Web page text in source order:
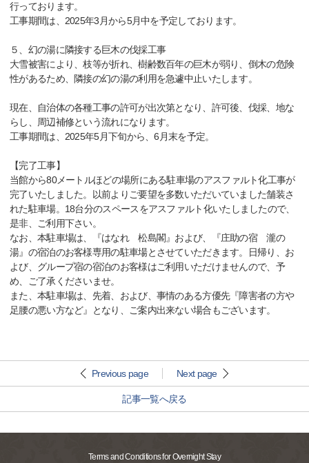
行っております。
工事期間は、2025年3月から5月中を予定しております。
５、幻の湯に隣接する巨木の伐採工事
大雪被害により、枝等が折れ、樹齢数百年の巨木が弱り、倒木の危険
性があるため、隣接の幻の湯の利用を急遽中止いたします。
現在、自治体の各種工事の許可が出次第となり、許可後、伐採、地な
らし、周辺補修という流れになります。
工事期間は、2025年5月下旬から、6月末を予定。
【完了工事】
当館から80メートルほどの場所にある駐車場のアスファルト化工事が
完了いたしました。以前よりご要望を多数いただいていました舗装さ
れた駐車場。18台分のスペースをアスファルト化いたしましたので、
是非、ご利用下さい。
なお、本駐車場は、『はなれ 松島閣』および、『庄助の宿 瀧の
湯』の宿泊のお客様専用の駐車場とさせていただきます。日帰り、お
よび、グループ宿の宿泊のお客様はご利用いただけませんので、予
め、ご了承くださいませ。
また、本駐車場は、先着、および、事情のある方優先『障害者の方や
足腰の悪い方など』となり、ご案内出来ない場合もございます。
Previous page Next page
記事一覧へ戻る
Terms and Conditions for Overnight Stay